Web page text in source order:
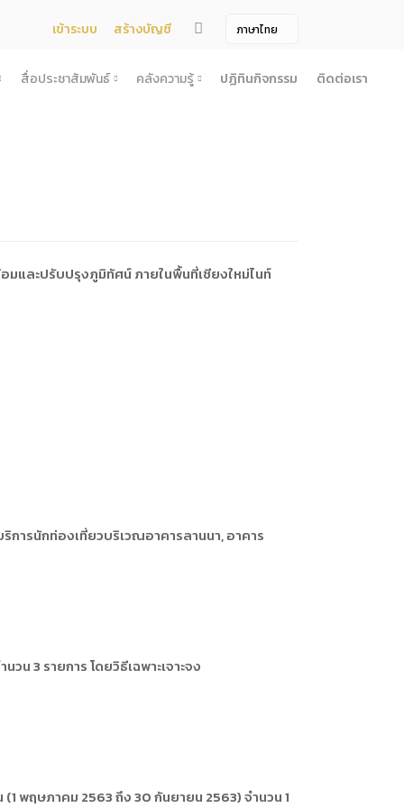
เข้าระบบ สร้างบัญชี
ลิกการจัดหา
สื่อประชาสัมพันธ์
ภาพถ่าย
คลังความรู้ ปฏิทินกิจกรรม ติดต่อเรา
และปรับปรุงภูมิทัศน์ ภายในพื้นที่เชียงใหม่ไนท์
ารนักท่องเที่ยวบริเวณอาคารลานนา, อาคาร
น 3 รายการ โดยวิธีเฉพาะเจาะจง
พฤษภาคม 2563 ถึง 30 กันยายน 2563) จำนวน 1